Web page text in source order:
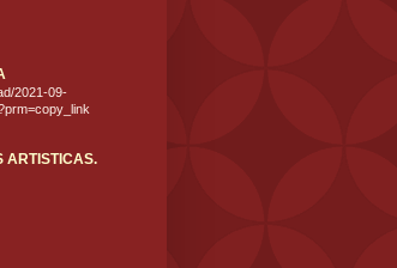
2021-09-
ARTISTICAS.